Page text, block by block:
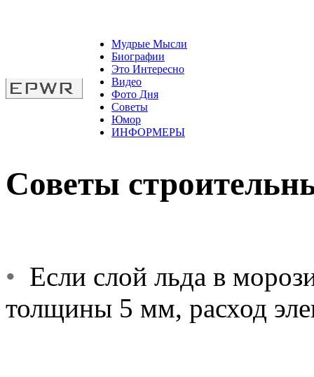
Мудрые Мысли
Биографии
Это Интересно
Видео
Фото Дня
Советы
Юмор
ИНФОРМЕРЫ
Советы
• Если слой льда в
толщины 5 мм, расход